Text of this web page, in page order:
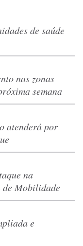
de saúde
nas zonas
semana
atenderá por
na
de Mobilidade
e